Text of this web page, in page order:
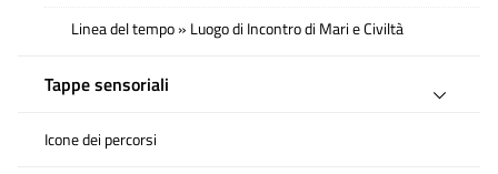
Linea del tempo » Luogo di Incontro di Mari e Civiltà
Tappe sensoriali
Icone dei percorsi